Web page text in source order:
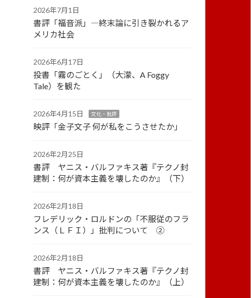
2026年7月1日
書評「福音派」―終末論に引き裂かれるア
メリカ社会
2026年6月17日
投書「霧のごとく」（大濛、A Foggy
Tale）を観た
2026年4月15日 文化・批評
映評「金子文子 何が私をこうさせたか」
2026年2月25日
書評 ヤニス・バルファキス著『テクノ封
建制：何が資本主義を壊したのか』（下）
2026年2月18日
フレデリック・ロルドンの「不服従のフラ
ンス（ＬＦＩ）」批判について ②
2026年2月18日
書評 ヤニス・バルファキス著『テクノ封
建制：何が資本主義を壊したのか』（上）